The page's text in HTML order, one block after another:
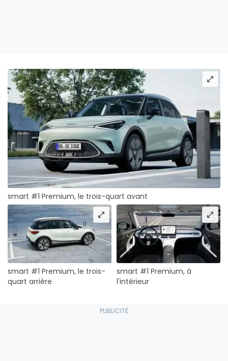
smart #1 Premium, le trois-quart avant
smart #1 Premium, le trois-
quart arrière
smart #1 Premium, à
l'intérieur